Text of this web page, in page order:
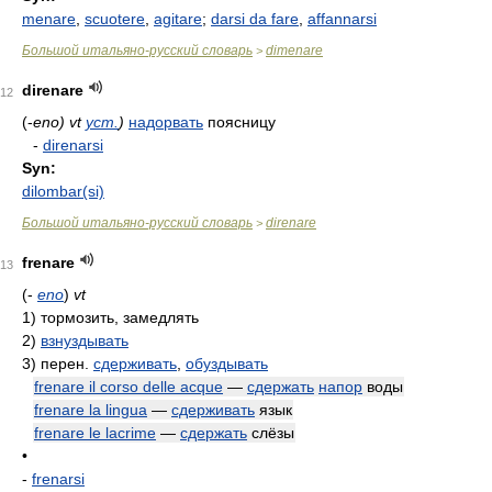
menare scuotere agitare; darsi da fare affannarsi
Большой итальяно-русский словарь > dimenare
12
direnare
(-eno) vtуст. ) надорвать поясницу
- direnarsi
Syn:
dilombar(si)
Большой итальяно-русский словарь > direnare
13
frenare
(- eno) vt
1) тормозить, замедлять
2) взнуздывать
3) перен. сдерживать обуздывать
frenare il corso delle acque — сдержать напор воды
frenare la lingua — сдерживать язык
frenare le lacrime — сдержать слёзы
•
- frenarsi